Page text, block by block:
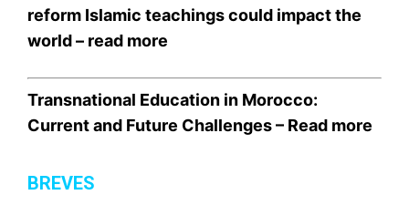
reform Islamic teachings could impact the
world – read more
Transnational Education in Morocco:
Current and Future Challenges – Read more
BREVES